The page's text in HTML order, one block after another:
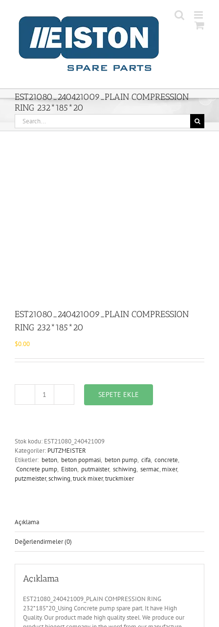
content
EST21080_240421009_PLAIN COMPRESSION
RING 232*185*20
Search
for:
EST21080_240421009_PLAIN COMPRESSION
RING 232*185*20
$0.00
EST21080_240421009_PLAIN
COMPRESSION
SEPETE EKLE
Stok kodu: EST21080_240421009
Kategoriler: PUTZMEISTER
Etiketler: beton, beton popmasi, beton pump, cifa, concrete,
Concrete pump, Eiston, putmaister, schiwing, sermac, mixer,
putzmeister,schwing,truck mixer,truckmixer
Açıklama
Değerlendirmeler (0)
Açıklama
EST21080_240421009_PLAIN COMPRESSION RING
232*185*20_Using Concrete pump spare part. It have High
Quality. Our product made high quality steel. We produce our